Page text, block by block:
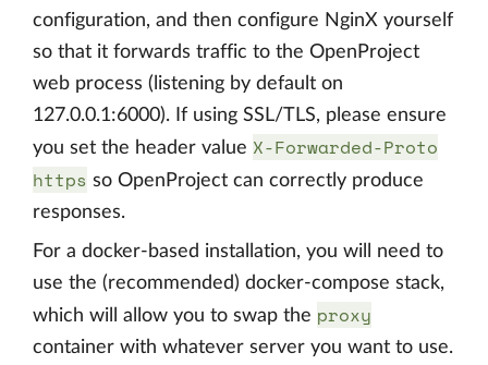
configuration, and then configure NginX yourself
so that it forwards traffic to the OpenProject
web process (listening by default on
127.0.0.1:6000). If using SSL/TLS, please ensure
you set the header value X-Forwarded-Proto
https so OpenProject can correctly produce
responses.
For a docker-based installation, you will need to
use the (recommended) docker-compose stack,
which will allow you to swap the proxy
container with whatever server you want to use.